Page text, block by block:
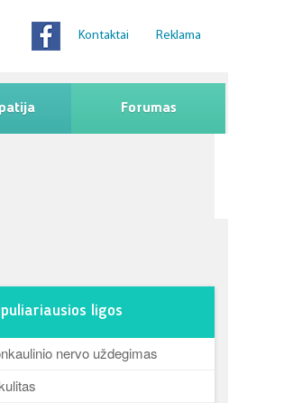
Kontaktai Reklama
Forumas
ligos
nervo uždegimas